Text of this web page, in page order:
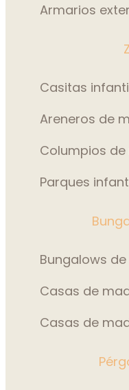
Armarios
Casitas
Areneros de
Columpios
Parques
Bungalows
Casas de
Casas de